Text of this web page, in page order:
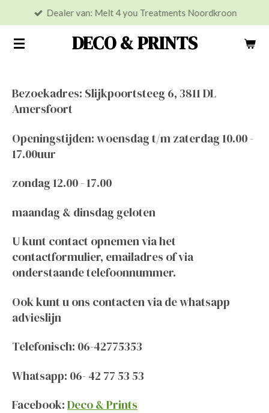
naar
DECO & PRINTS
Dealer van: Melt 4 you Treatments Noordkroon
Bezoekadres: Slijkpoortsteeg 6, 3811 DL
Amersfoort
Openingstijden: woensdag t/m zaterdag 10.00 -
17.00uur
zondag 12.00 - 17.00
maandag & dinsdag geloten
U kunt contact opnemen via het
contactformulier, emailadres of via
onderstaande telefoonnummer.
Ook kunt u ons contacten via de whatsapp
advieslijn
Telefonisch: 06-42775353
Whatsapp: 06- 42 77 53 53
Facebook:Deco & Prints